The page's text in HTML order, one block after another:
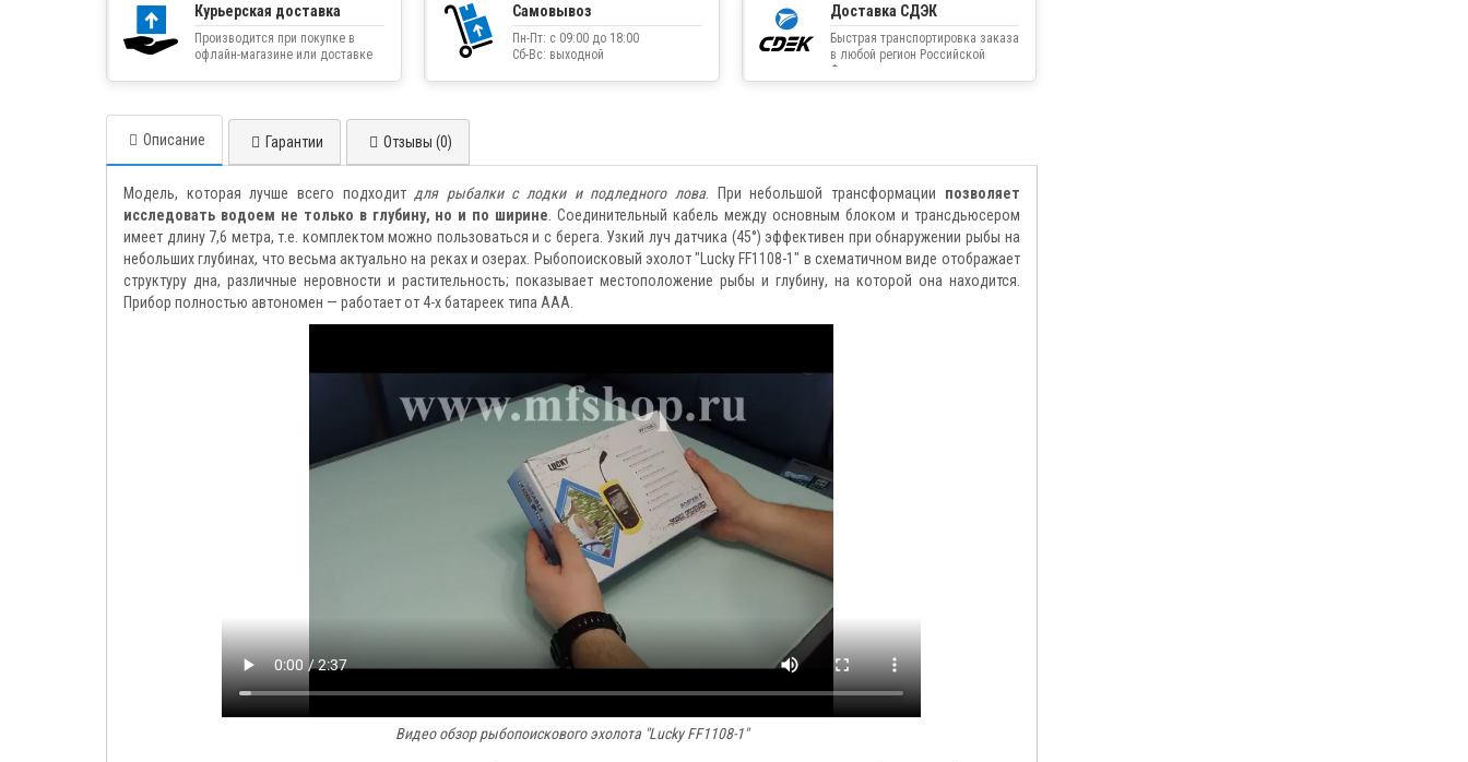
Курьерская доставка
Производится при покупке в
офлайн-магазине или доставке
Самовывоз
Пн-Пт: с 09:00 до 18:00
Сб-Вс: выходной
Доставка СДЭК
Быстрая транспортировка заказа
в любой регион Российской
Федерации
Описание Гарантии Отзывы (0)
Модель, которая лучше всего подходит для рыбалки с лодки и подледного лова. При небольшой трансформации позволяет
исследовать водоем не только в глубину, но и по ширине . Соединительный кабель между основным блоком и трансдьюсером
имеет длину 7,6 метра, т.е. комплектом можно пользоваться и с берега. Узкий луч датчика (45°) эффективен при обнаружении рыбы на
небольших глубинах, что весьма актуально на реках и озерах. Рыбопоисковый эхолот "Lucky FF1108-1" в схематичном виде отображает
структуру дна, различные неровности и растительность; показывает местоположение рыбы и глубину, на которой она находится.
Прибор полностью автономен — работает от 4-х батареек типа ААА.
Видео обзор рыбопоискового эхолота "Lucky FF1108-1"